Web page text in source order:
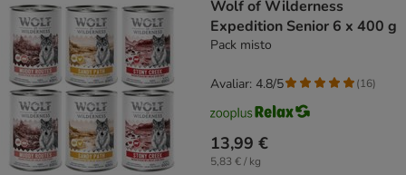
Wolf of Wilderness
Expedition Senior 6 x 400 g
Pack misto
13,99 €
5,83 € / kg
Avaliar: 4.8/5 (16)